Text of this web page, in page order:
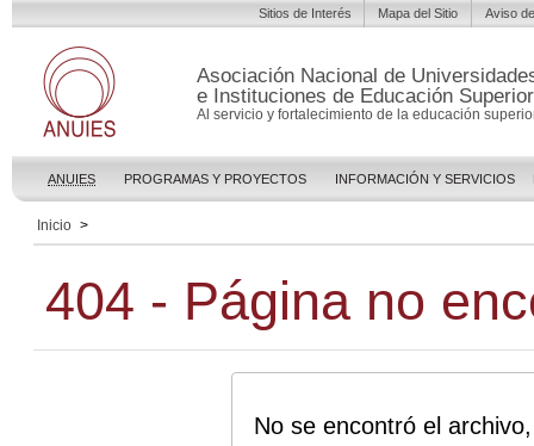
Asociación Nacional de
e Instituciones de Educación Superior
Al servicio y fortalecimiento de la educación
ANUIES PROGRAMAS Y PROYECTOS INFORMACIÓN Y SERVICIOS
Sitios de Interés Mapa del Sitio Aviso
Inicio >
404 - Página no
No se encontró el